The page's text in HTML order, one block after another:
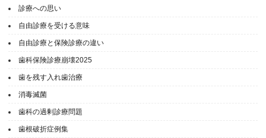
診療への思い
自由診療を受ける意味
自由診療と保険診療の違い
歯科保険診療崩壊2025
歯を残す入れ歯治療
消毒滅菌
歯科の過剰診療問題
歯根破折症例集